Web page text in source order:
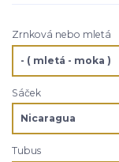
Zrnková nebo mletá
Sáček
Tubus